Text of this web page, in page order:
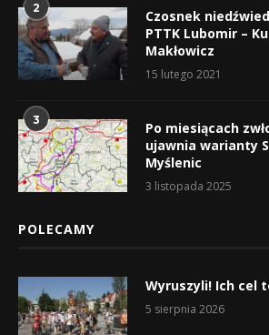
2
Czosnek
PTTK Lubomir –
Makłowicz
15 lutego 2021
3
Po miesiącach
ujawnia warianty
Myślenic
3 listopada 2025
POLECAMY
Wyruszyli! Ich cel
5 sierpnia 2026